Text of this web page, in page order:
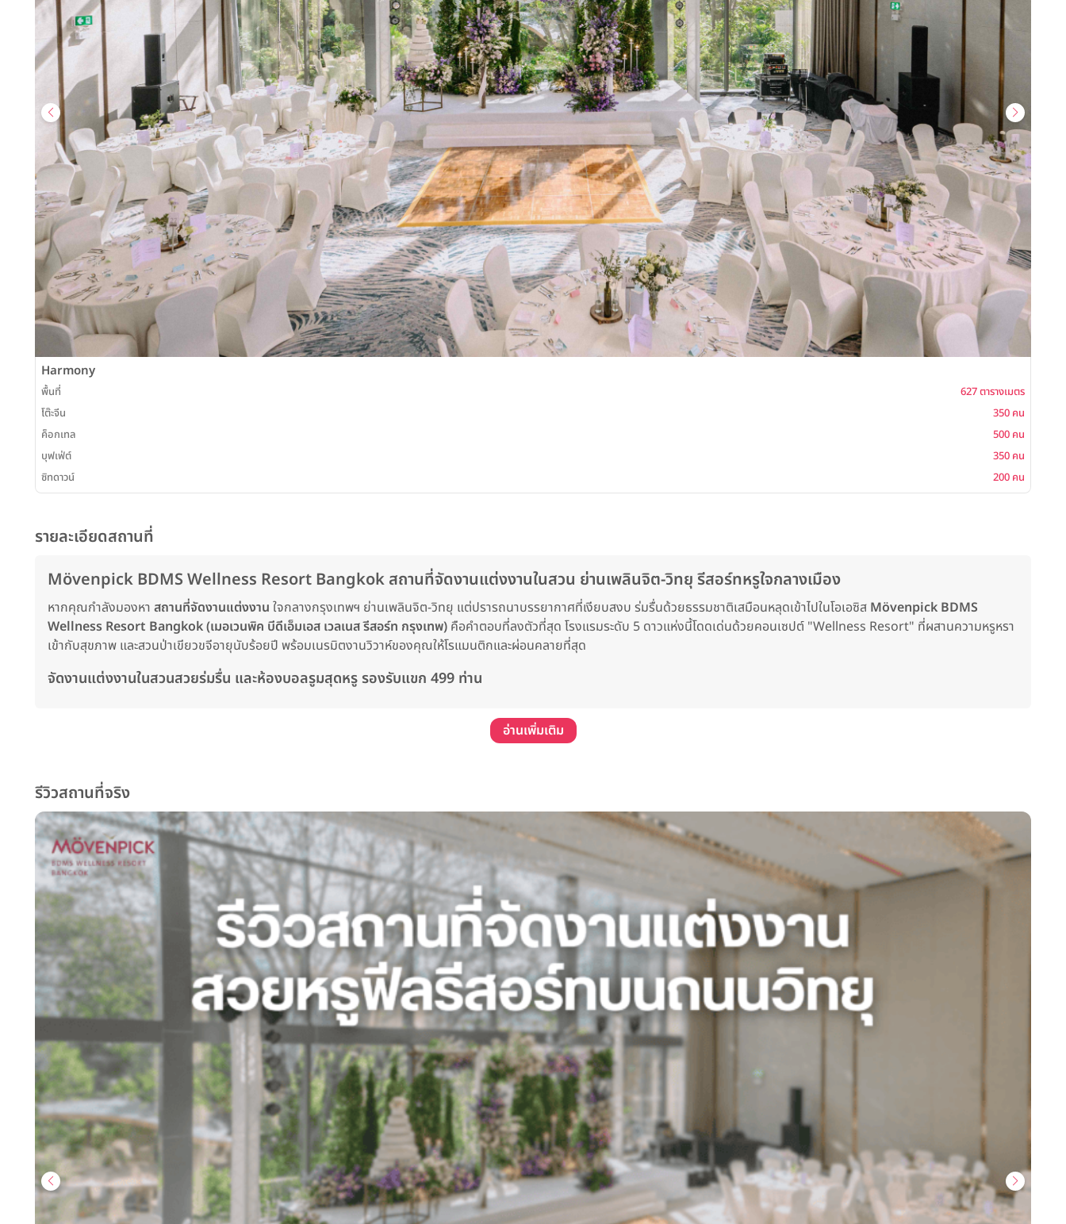
Harmony
พื้นที่
627 ตารางเมตร
โต๊ะจีน
350 คน
ค็อกเทล
500 คน
บุฟเฟ่ต์
350 คน
ซิทดาวน์
200 คน
รายละเอียดสถานที่
Mövenpick BDMS Wellness Resort Bangkok สถานที่จัดงานแต่งงานในสวน ย่านเพลินจิต-วิทยุ รีสอร์ทหรูใจกลางเมือง
หากคุณกำลังมองหา สถานที่จัดงานแต่งงาน ใจกลางกรุงเทพฯ ย่านเพลินจิต-วิทยุ แต่ปรารถนาบรรยากาศที่เงียบสงบ ร่มรื่นด้วยธรรมชาติเสมือนหลุดเข้าไปในโอเอซิส Mövenpick BDMS
Wellness Resort Bangkok (เมอเวนพิค บีดีเอ็มเอส เวลเนส รีสอร์ท กรุงเทพ) คือคำตอบที่ลงตัวที่สุด โรงแรมระดับ 5 ดาวแห่งนี้โดดเด่นด้วยคอนเซปต์ "Wellness Resort" ที่ผสานความหรูหรา
เข้ากับสุขภาพ และสวนป่าเขียวขจีอายุนับร้อยปี พร้อมเนรมิตงานวิวาห์ของคุณให้โรแมนติกและผ่อนคลายที่สุด
จัดงานแต่งงานในสวนสวยร่มรื่น และห้องบอลรูมสุดหรู รองรับแขก 499 ท่าน
อ่านเพิ่มเติม
รีวิวสถานที่จริง